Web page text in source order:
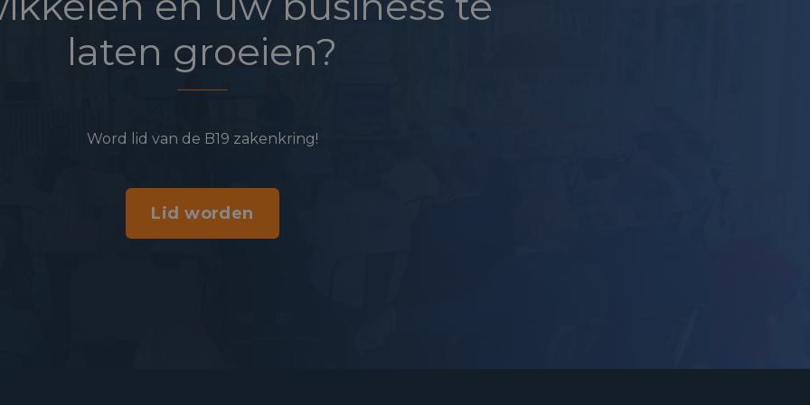
laten groeien?
Word lid van de B19 zakenkring!
Lid worden